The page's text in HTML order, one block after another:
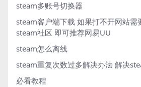
steam多账号切换器
steam客户端下载 如果打不开网站需
steam社区 即可推荐网易UU
steam怎么离线
steam重复次数过多解决办法 解决
必看教程